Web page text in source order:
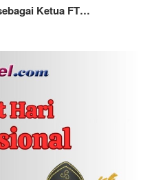
Ketua FT…